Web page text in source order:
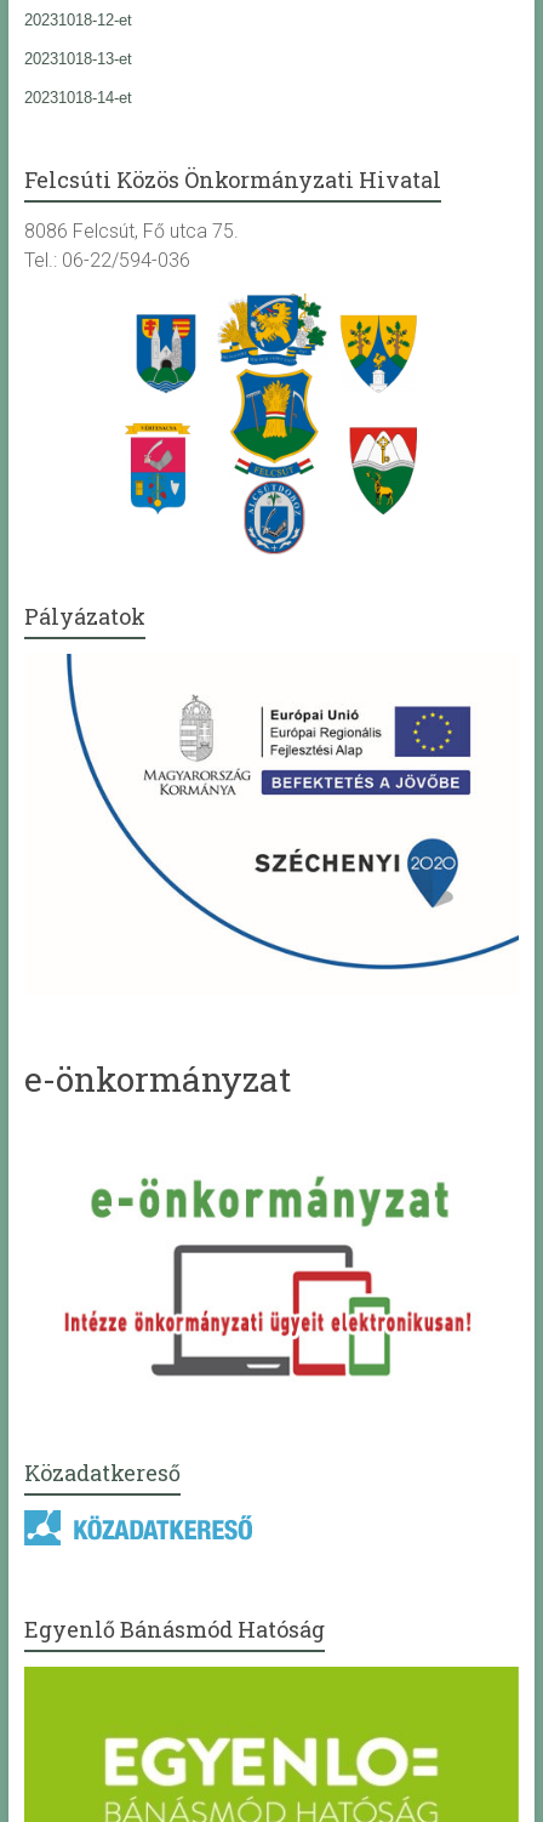
20231018-12-et
20231018-13-et
20231018-14-et
Felcsúti Közös Önkormányzati Hivatal
8086 Felcsút, Fő utca 75.
Tel.: 06-22/594-036
Pályázatok
e-önkormányzat
Közadatkereső
Egyenlő Bánásmód Hatóság